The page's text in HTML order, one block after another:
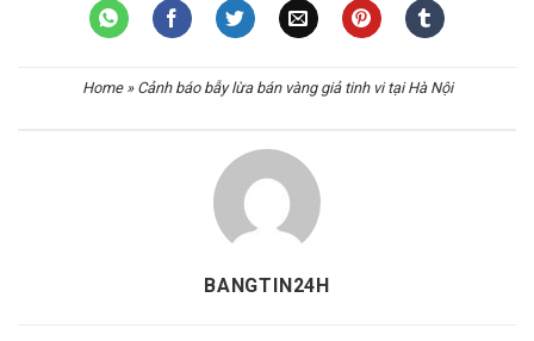
Home» Cảnh báo bẫy lừa bán vàng giả tinh vi tại Hà Nội
BANGTIN24H